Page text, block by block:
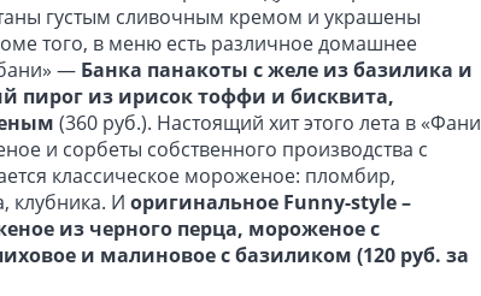
густым сливочным кремом и украшены
того, в меню есть различное домашнее
— Банка панакоты с желе из базилика и
пирог из ирисок тоффи и бисквита,
(360 руб.). Настоящий хит этого лета в «Фани
и сорбеты собственного производства с
классическое мороженое: пломбир,
клубника. И оригинальное Funny-style –
из черного перца, мороженое с
и малиновое с базиликом (120 руб. за